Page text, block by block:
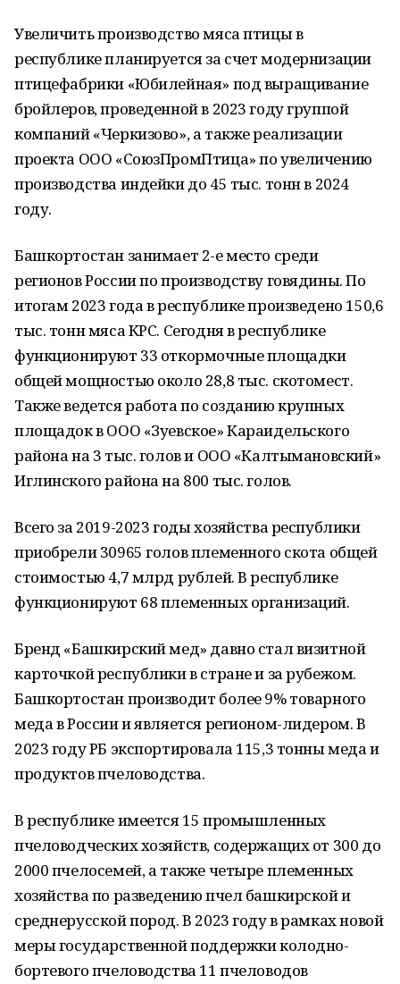
Увеличить производство мяса птицы в
республике планируется за счет модернизации
птицефабрики «Юбилейная» под выращивание
бройлеров, проведенной в 2023 году группой
компаний «Черкизово», а также реализации
проекта ООО «СоюзПромПтица» по увеличению
производства индейки до 45 тыс. тонн в 2024
году.
Башкортостан занимает 2-е место среди
регионов России по производству говядины. По
итогам 2023 года в республике произведено 150,6
тыс. тонн мяса КРС. Сегодня в республике
функционируют 33 откормочные площадки
общей мощностью около 28,8 тыс. скотомест.
Также ведется работа по созданию крупных
площадок в ООО «Зуевское» Караидельского
района на 3 тыс. голов и ООО «Калтымановский»
Иглинского района на 800 тыс. голов.
Всего за 2019-2023 годы хозяйства республики
приобрели 30965 голов племенного скота общей
стоимостью 4,7 млрд рублей. В республике
функционируют 68 племенных организаций.
Бренд «Башкирский мед» давно стал визитной
карточкой республики в стране и за рубежом.
Башкортостан производит более 9% товарного
меда в России и является регионом-лидером. В
2023 году РБ экспортировала 115,3 тонны меда и
продуктов пчеловодства.
В республике имеется 15 промышленных
пчеловодческих хозяйств, содержащих от 300 до
2000 пчелосемей, а также четыре племенных
хозяйства по разведению пчел башкирской и
среднерусской пород. В 2023 году в рамках новой
меры государственной поддержки колодно-
бортевого пчеловодства 11 пчеловодов